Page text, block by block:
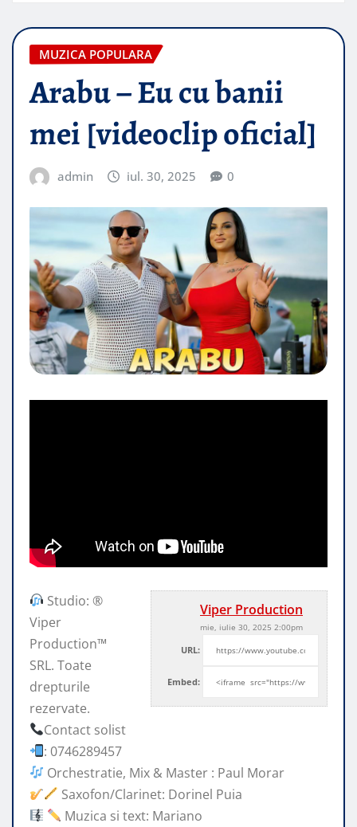
MUZICA POPULARA
Arabu – Eu cu banii
mei [videoclip oficial]
admin iul. 30, 2025 0
Viper Production
mie, iulie 30, 2025 2:00pm
URL:
Embed:
Studio: ®
Viper
Production™
SRL. Toate
drepturile
rezervate.
Contact solist
: 0746289457
Orchestratie, Mix & Master : Paul Morar
Saxofon/Clarinet: Dorinel Puia
Muzica si text: Mariano